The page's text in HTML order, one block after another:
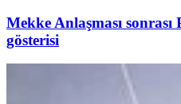
Mekke Anlaşması sonrası
gösterisi